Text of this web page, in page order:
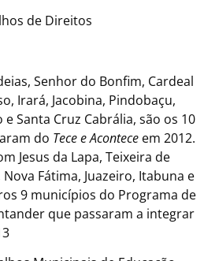
de Direitos
Senhor do Bonfim, Cardeal
Irará, Jacobina, Pindobaçu,
Santa Cruz Cabrália, são os 10
do Tece e Acontece em 2012.
Jesus da Lapa, Teixeira de
Fátima, Juazeiro, Itabuna e
9 municípios do Programa de
que passaram a integrar